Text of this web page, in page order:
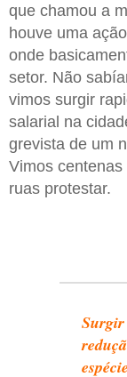
que chamou a
houve uma
onde
setor. Não
vimos surgir
salarial na
grevista de um
Vimos
ruas protestar.
Surgir